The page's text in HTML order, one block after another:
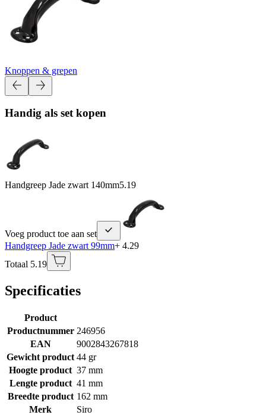
Knoppen & grepen
Handig als set kopen
Handgreep Jade zwart 140mm5.19
Voeg product toe aan set
Handgreep Jade zwart 99mm+ 4.29
Totaal 5.19
Specificaties
Product
Productnummer 246956
EAN
9002843267818
Gewicht product 44 gr
Hoogte product 37 mm
Lengte product 41 mm
Breedte product 162 mm
Merk
Siro